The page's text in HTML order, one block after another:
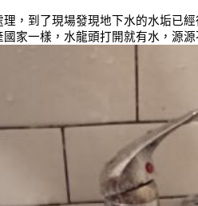
，到了現場發現地下水的水垢已
家一樣，水龍頭打開就有水，源